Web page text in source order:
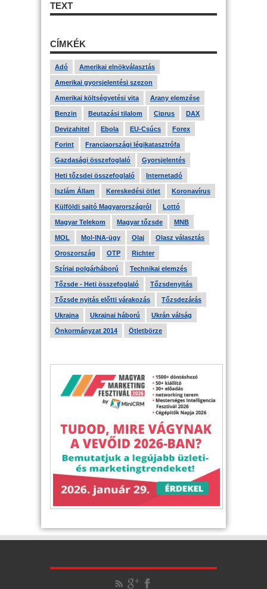
TEXT
CÍMKÉK
Adó Amerikai elnökválasztás
Amerikai gyorsjelentési szezon
Amerikai költségvetési vita Arany elemzése
Benzin Beutazási tilalom Ciprus DAX
Devizahitel Ebola EU-Csúcs Forex
Forint Franciaországi légikatasztrófa
Gazdasági összefoglaló Gyorsjelentés
Heti tőzsdei összefoglaló Internetadó
Iszlám Állam Kereskedési ötlet Koronavírus
Külföldi sajtó Magyarországról Lottó
Magyar Telekom Magyar tőzsde MNB
MOL Mol-INA-ügy Olaj Olasz választás
Oroszország OTP Richter
Szíriai polgárháború Technikai elemzés
Tőzsde - Heti összefoglaló Tőzsdenyitás
Tőzsde nyitás előtti várakozás Tőzsdezárás
Ukrajna Ukrajnai háború Ukrán válság
Önkormányzat 2014 Ötletbörze